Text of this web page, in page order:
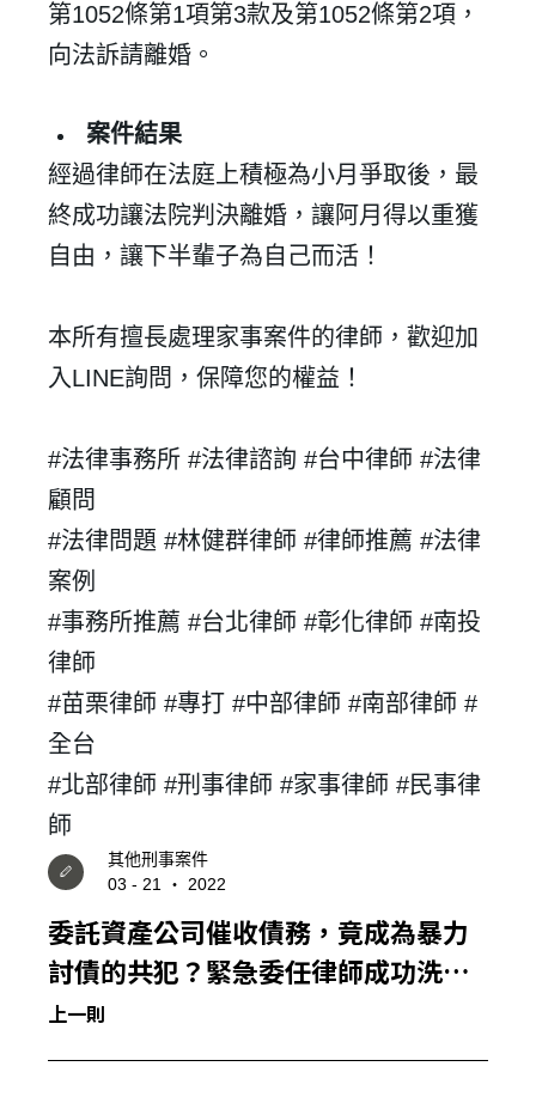
登 入
建立專屬帳號
我 要 註 冊
其他刑事案件
03 - 21 ‧ 2022
委託資產公司催收債務，竟成為暴力
討債的共犯？緊急委任律師成功洗淨
冤屈！
上一則
第1052條第1項第3款及第1052條第2項，
向法訴請離婚。
案件結果
經過律師在法庭上積極為小月爭取後，最
終成功讓法院判決離婚，讓阿月得以重獲
自由，讓下半輩子為自己而活！
本所有擅長處理家事案件的律師，歡迎加
入LINE詢問，保障您的權益！
#法律事務所 #法律諮詢 #台中律師 #法律
顧問
#法律問題 #林健群律師 #律師推薦 #法律
案例
#事務所推薦 #台北律師 #彰化律師 #南投
律師
#苗栗律師 #專打 #中部律師 #南部律師 #
全台
#北部律師 #刑事律師 #家事律師 #民事律
師